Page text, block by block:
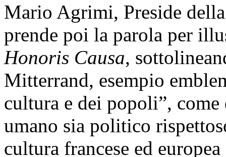
Mario Agrimi, Preside
prende poi la parola per
Honoris Causa,
Mitterrand, esempio
cultura e dei popoli”,
umano sia politico
cultura francese ed